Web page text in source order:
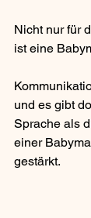
Nicht nur für
ist eine
und es gibt
Sprache als
einer
gestärkt.